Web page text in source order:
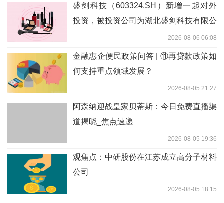
盛剑科技（603324.SH）新增一起对外
投资，被投资公司为湖北盛剑科技有限公
2026-08-06 06:08
金融惠企便民政策问答 | ⑪再贷款政策如
何支持重点领域发展？
2026-08-05 21:27
阿森纳迎战皇家贝蒂斯：今日免费直播渠
道揭晓_焦点速递
2026-08-05 19:36
观焦点：中研股份在江苏成立高分子材料
公司
2026-08-05 18:15